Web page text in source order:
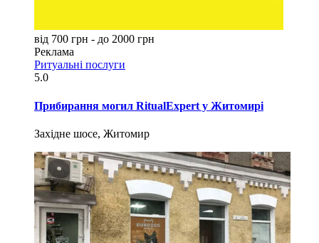
від 700 грн - до 2000 грн
Реклама
Ритуальні послуги
5.0
Прибирання могил RitualExpert у Житомирі
Західне шосе, Житомир